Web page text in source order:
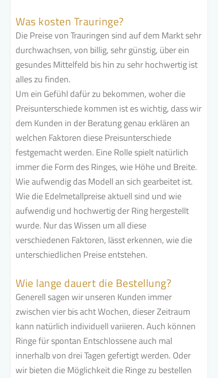
Was kosten Trauringe?
Die Preise von Trauringen sind auf dem Markt sehr
durchwachsen, von billig, sehr günstig, über ein
gesundes Mittelfeld bis hin zu sehr hochwertig ist
alles zu finden.
Um ein Gefühl dafür zu bekommen, woher die
Preisunterschiede kommen ist es wichtig, dass wir
dem Kunden in der Beratung genau erklären an
welchen Faktoren diese Preisunterschiede
festgemacht werden. Eine Rolle spielt natürlich
immer die Form des Ringes, wie Höhe und Breite.
Wie aufwendig das Modell an sich gearbeitet ist.
Wie die Edelmetallpreise aktuell sind und wie
aufwendig und hochwertig der Ring hergestellt
wurde. Nur das Wissen um all diese
verschiedenen Faktoren, lässt erkennen, wie die
unterschiedlichen Preise entstehen.
Wie lange dauert die Bestellung?
Generell sagen wir unseren Kunden immer
zwischen vier bis acht Wochen, dieser Zeitraum
kann natürlich individuell variieren. Auch können
Ringe für spontan Entschlossene auch mal
innerhalb von drei Tagen gefertigt werden. Oder
wir bieten die Möglichkeit die Ringe zu bestellen